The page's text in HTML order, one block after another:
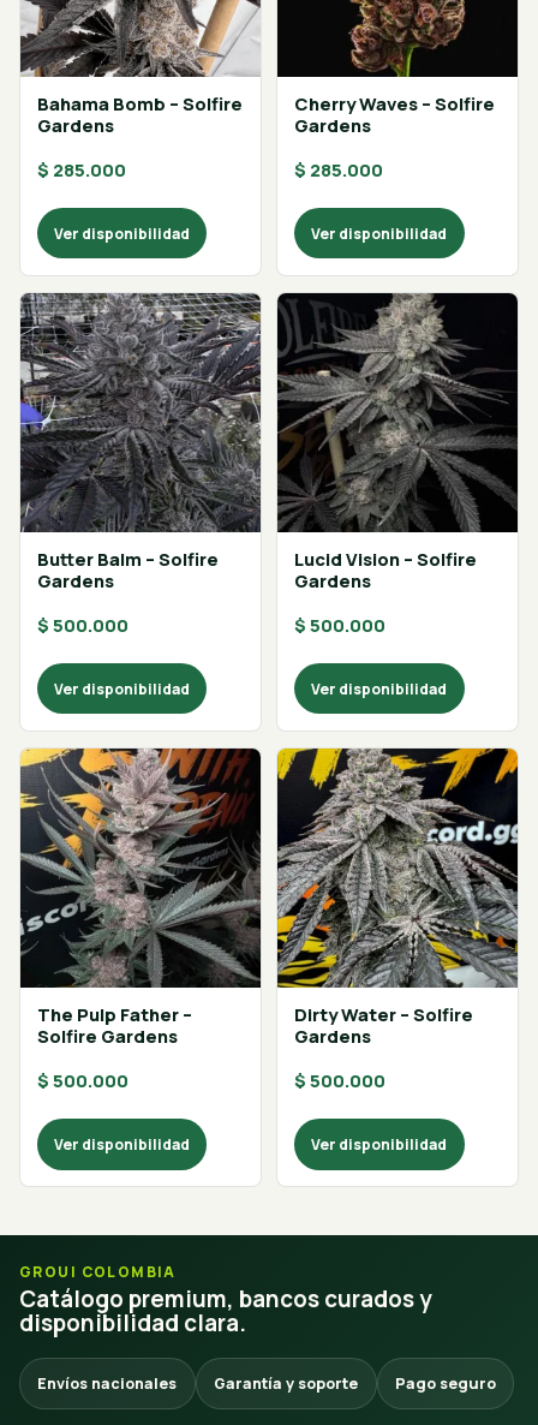
Bahama Bomb – Solfire
Gardens
$ 285.000
Ver disponibilidad
Cherry Waves – Solfire
Gardens
$ 285.000
Ver disponibilidad
Butter Balm – Solfire
Gardens
$ 500.000
Ver disponibilidad
Lucid Vision – Solfire
Gardens
$ 500.000
Ver disponibilidad
The Pulp Father –
Solfire Gardens
$ 500.000
Ver disponibilidad
Dirty Water – Solfire
Gardens
$ 500.000
Ver disponibilidad
GROUI COLOMBIA
Catálogo premium, bancos curados y
disponibilidad clara.
Envíos nacionales Garantía y soporte Pago seguro